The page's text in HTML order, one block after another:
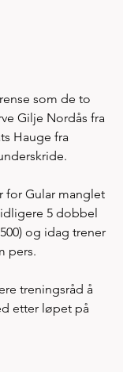
Gilje Nordås fra
Hauge fra
for Gular manglet
5 dobbel
og idag trener
pers.
treningsråd å
etter løpet på